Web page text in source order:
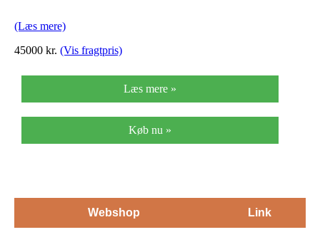
Carat W/VVS
(Læs mere)
45000 kr. (Vis fragtpris)
Læs mere »
Køb nu »
Webshop Link